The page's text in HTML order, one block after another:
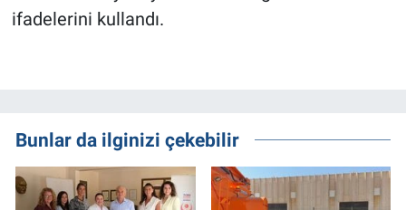
ifadelerini kullandı.
Bunlar da ilginizi çekebilir